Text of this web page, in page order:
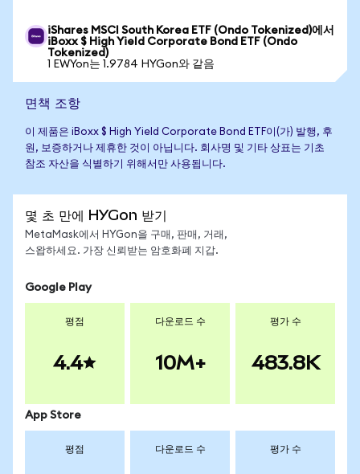
iShares MSCI South Korea ETF (Ondo Tokenized)에서
iBoxx $ High Yield Corporate Bond ETF (Ondo
Tokenized)
1 EWYon는 1.9784 HYGon와 같음
면책 조항
이 제품은 iBoxx $ High Yield Corporate Bond ETF이(가) 발행, 후
원, 보증하거나 제휴한 것이 아닙니다. 회사명 및 기타 상표는 기초
참조 자산을 식별하기 위해서만 사용됩니다.
몇 초 만에 HYGon 받기
MetaMask에서 HYGon을 구매, 판매, 거래,
스왑하세요. 가장 신뢰받는 암호화폐 지갑.
Google Play
평점
4.4
다운로드 수
10M+
평가 수
483.8K
App Store
평점 다운로드 수 평가 수